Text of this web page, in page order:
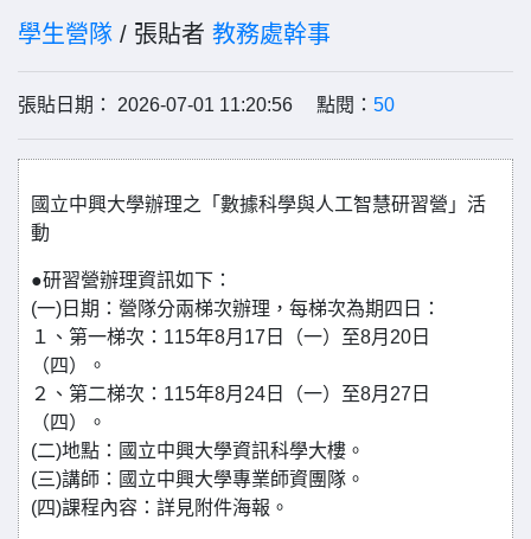
學生營隊 / 張貼者 教務處幹事
張貼日期： 2026-07-01 11:20:56 點閱： 50
國立中興大學辦理之「數據科學與人工智慧研習營」活
動
●研習營辦理資訊如下：
(一)日期：營隊分兩梯次辦理，每梯次為期四日：
１、第一梯次：115年8月17日（一）至8月20日
（四）。
２、第二梯次：115年8月24日（一）至8月27日
（四）。
(二)地點：國立中興大學資訊科學大樓。
(三)講師：國立中興大學專業師資團隊。
(四)課程內容：詳見附件海報。